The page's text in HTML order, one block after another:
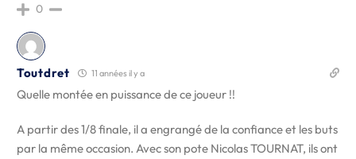
0
Toutdret 11 années il y a
Quelle montée en puissance de ce joueur !!
A partir des 1/8 finale, il a engrangé de la confiance et les buts
par la même occasion. Avec son pote Nicolas TOURNAT, ils ont